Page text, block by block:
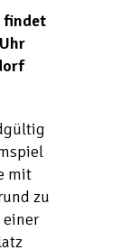
findet
mit
zu
einer